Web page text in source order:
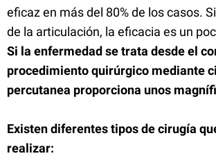
eficaz en más del 80% de los casos.
de la articulación, la eficacia es un
Si la enfermedad se trata desde el
procedimiento quirúrgico mediante
percutanea proporciona unos
Existen diferentes tipos de cirugía
realizar: